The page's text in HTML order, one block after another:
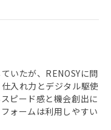
いたが、RENOSYに問
入れ力とデジタル駆使
ピード感と機会創出に
ォームは利用しやすい